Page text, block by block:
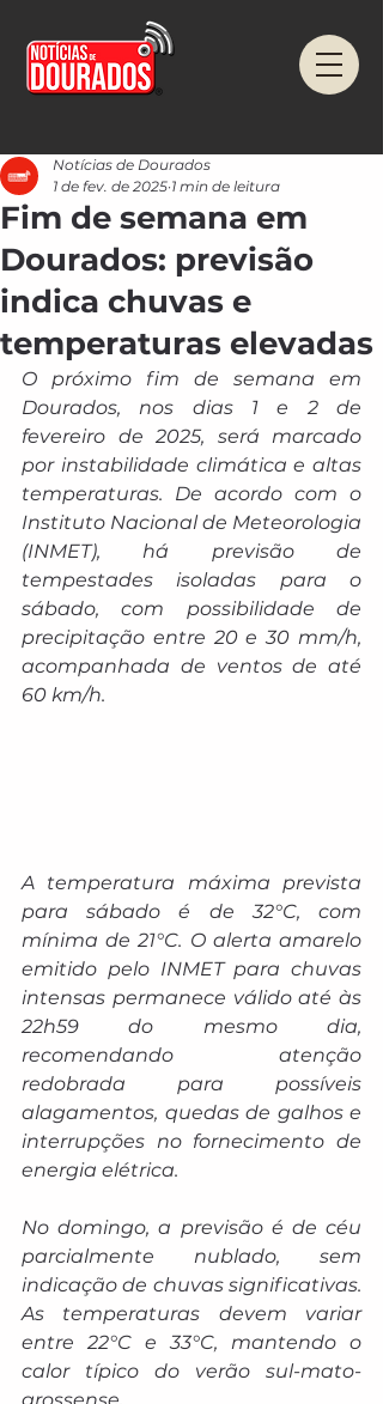
Fim de semana em
Dourados: previsão
indica chuvas e
temperaturas elevadas
Notícias de Dourados
1 de fev. de 2025 1 min de leitura
O próximo fim de semana em
Dourados, nos dias 1 e 2 de
fevereiro de 2025, será marcado
por instabilidade climática e altas
temperaturas. De acordo com o
Instituto Nacional de Meteorologia
(INMET), há previsão de
tempestades isoladas para o
sábado, com possibilidade de
precipitação entre 20 e 30 mm/h,
acompanhada de ventos de até
60 km/h.
A temperatura máxima prevista
para sábado é de 32°C, com
mínima de 21°C. O alerta amarelo
emitido pelo INMET para chuvas
intensas permanece válido até às
22h59 do mesmo dia,
recomendando atenção
redobrada para possíveis
alagamentos, quedas de galhos e
interrupções no fornecimento de
energia elétrica.
No domingo, a previsão é de céu
parcialmente nublado, sem
indicação de chuvas significativas.
As temperaturas devem variar
entre 22°C e 33°C, mantendo o
calor típico do verão sul-mato-